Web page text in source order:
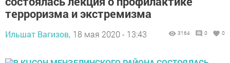
терроризма и экстремизма
Ильшат Вагизов, 18 мая 2020 - 13:43 3164 0 0